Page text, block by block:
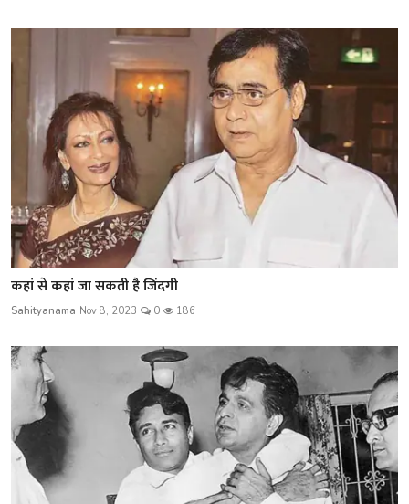
कहां से कहां जा सकती है जिंदगी
Sahityanama Nov 8, 2023 0 186